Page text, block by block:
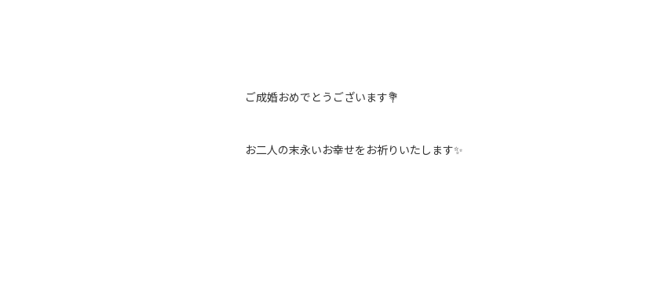
ご成婚おめでとうございます💐
お二人の末永いお幸せをお祈りいたします✨